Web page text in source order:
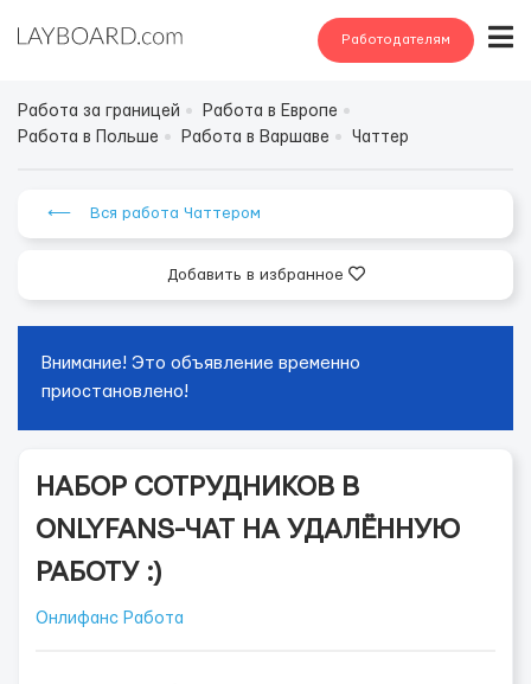
Работодателям
Работа за границей
Работа в Европе
Работа в Польше
Работа в Варшаве Чаттер
⟵ Вся работа Чаттером
Добавить в избранное
Внимание! Это объявление временно
приостановлено!
НАБОР СОТРУДНИКОВ В
ONLYFANS-ЧАТ НА УДАЛЁННУЮ
РАБОТУ :)
Онлифанс Работа